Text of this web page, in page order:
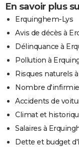
En savoir plus
Erquinghem-Lys
Avis de décès à
Délinquance à
Pollution à
Risques naturels
Nombre
Accidents de
Climat et
Salaires à
Dette et budget